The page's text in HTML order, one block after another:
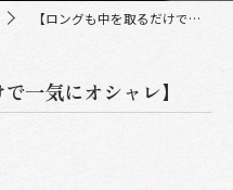
【ロングも中を取るだけで一気にオシャレ】
一気にオシャレ】